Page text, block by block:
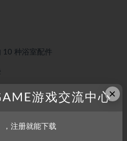
10 种浴室配件
台和冷藏商店展示架 ×
游戏交流中心
，注册就能下载